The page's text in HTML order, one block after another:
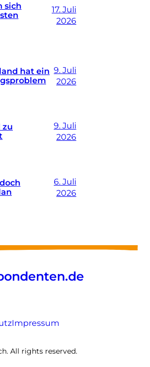
sich
17. Juli
2026
hat ein 9. Juli
2026
zu
9. Juli
2026
6. Juli
2026
Impressum
All rights reserved.